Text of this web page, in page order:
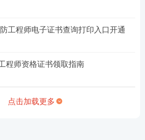
工程师电子证书查询打印入口开通
程师资格证书领取指南
点击加载更多